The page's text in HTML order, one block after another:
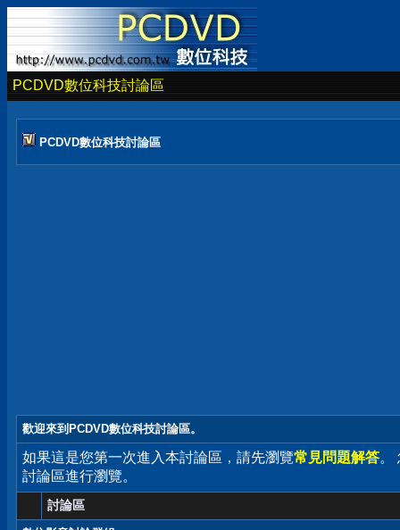
PCDVD數位科技討論區
PCDVD數位科技討論區
歡迎來到PCDVD數位科技討論區。
如果這是您第一次進入本討論區，請先瀏覽常見問題解答。
討論區進行瀏覽。
討論區